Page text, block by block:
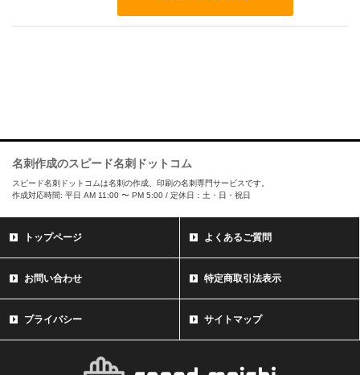
名刺作成のスピード名刺ドットコム
スピード名刺ドットコムは名刺の作成、印刷の名刺専門サービスです。
作成対応時間: 平日 AM 11:00 〜 PM 5:00 / 定休日：土・日・祝日
トップページ よくあるご質問
お問い合わせ 特定商取引法表示
プライバシー サイトマップ